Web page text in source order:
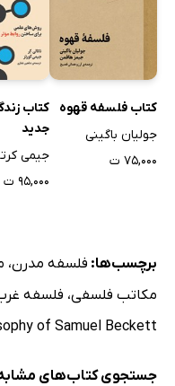
کتاب فلسفه قهوه
جولیان باگینی
۷۵,۰۰۰ ت
کتاب
جدید
جیمی
۹۵,۰۰۰ ت
برچسب‌ها: فلسفه مدرن،
مکاتب فلسفی، فلسفه
of Samuel Beckett
جستجوی کتاب‌های